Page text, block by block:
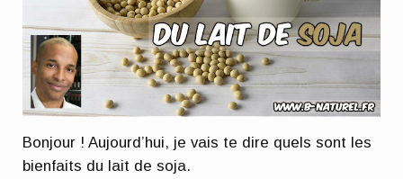
Bonjour ! Aujourd’hui, je vais te dire quels sont les
bienfaits du lait de soja.